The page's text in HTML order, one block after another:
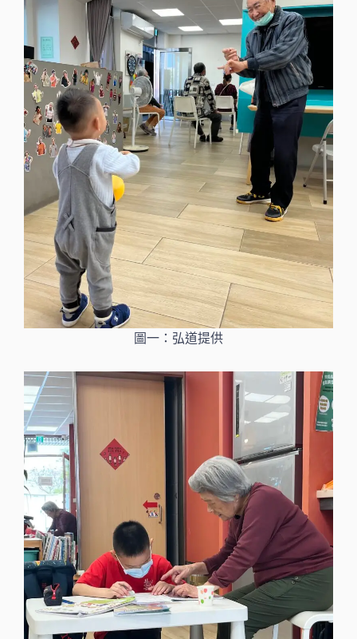
圖一：弘道提供